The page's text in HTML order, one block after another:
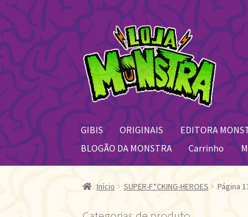
Pular
para
navegação
Pular
para
o
conteúdo
GIBIS ORIGINAIS EDITORA
BLOGÃO DA MONSTRA
Carrinho
Início SUPER-F*CKING-HEROES Página